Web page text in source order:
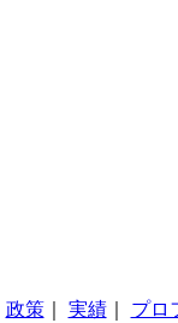
政策｜ 実績｜ プロ